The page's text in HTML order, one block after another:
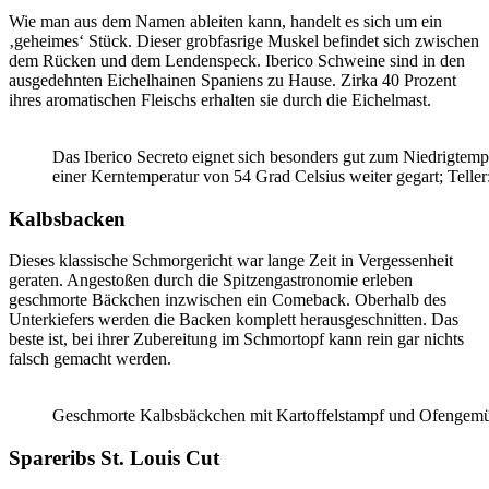
Wie man aus dem Namen ableiten kann, handelt es sich um ein
‚geheimes‘ Stück. Dieser grobfasrige Muskel befindet sich zwischen
dem Rücken und dem Lendenspeck. Iberico Schweine sind in den
ausgedehnten Eichelhainen Spaniens zu Hause. Zirka 40 Prozent
ihres aromatischen Fleischs erhalten sie durch die Eichelmast.
Das Iberico Secreto eignet sich besonders gut zum
einer Kerntemperatur von 54 Grad Celsius weiter gegart;
Kalbsbacken
Dieses klassische Schmorgericht war lange Zeit in Vergessenheit
geraten. Angestoßen durch die Spitzengastronomie erleben
geschmorte Bäckchen inzwischen ein Comeback. Oberhalb des
Unterkiefers werden die Backen komplett herausgeschnitten. Das
beste ist, bei ihrer Zubereitung im Schmortopf kann rein gar nichts
falsch gemacht werden.
Geschmorte Kalbsbäckchen mit Kartoffelstampf und
Spareribs St. Louis Cut